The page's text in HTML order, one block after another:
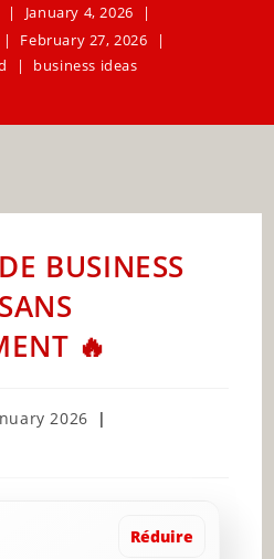
January 4, 2026
February 27, 2026
business ideas
BUSINESS
🔥
2026
Réduire